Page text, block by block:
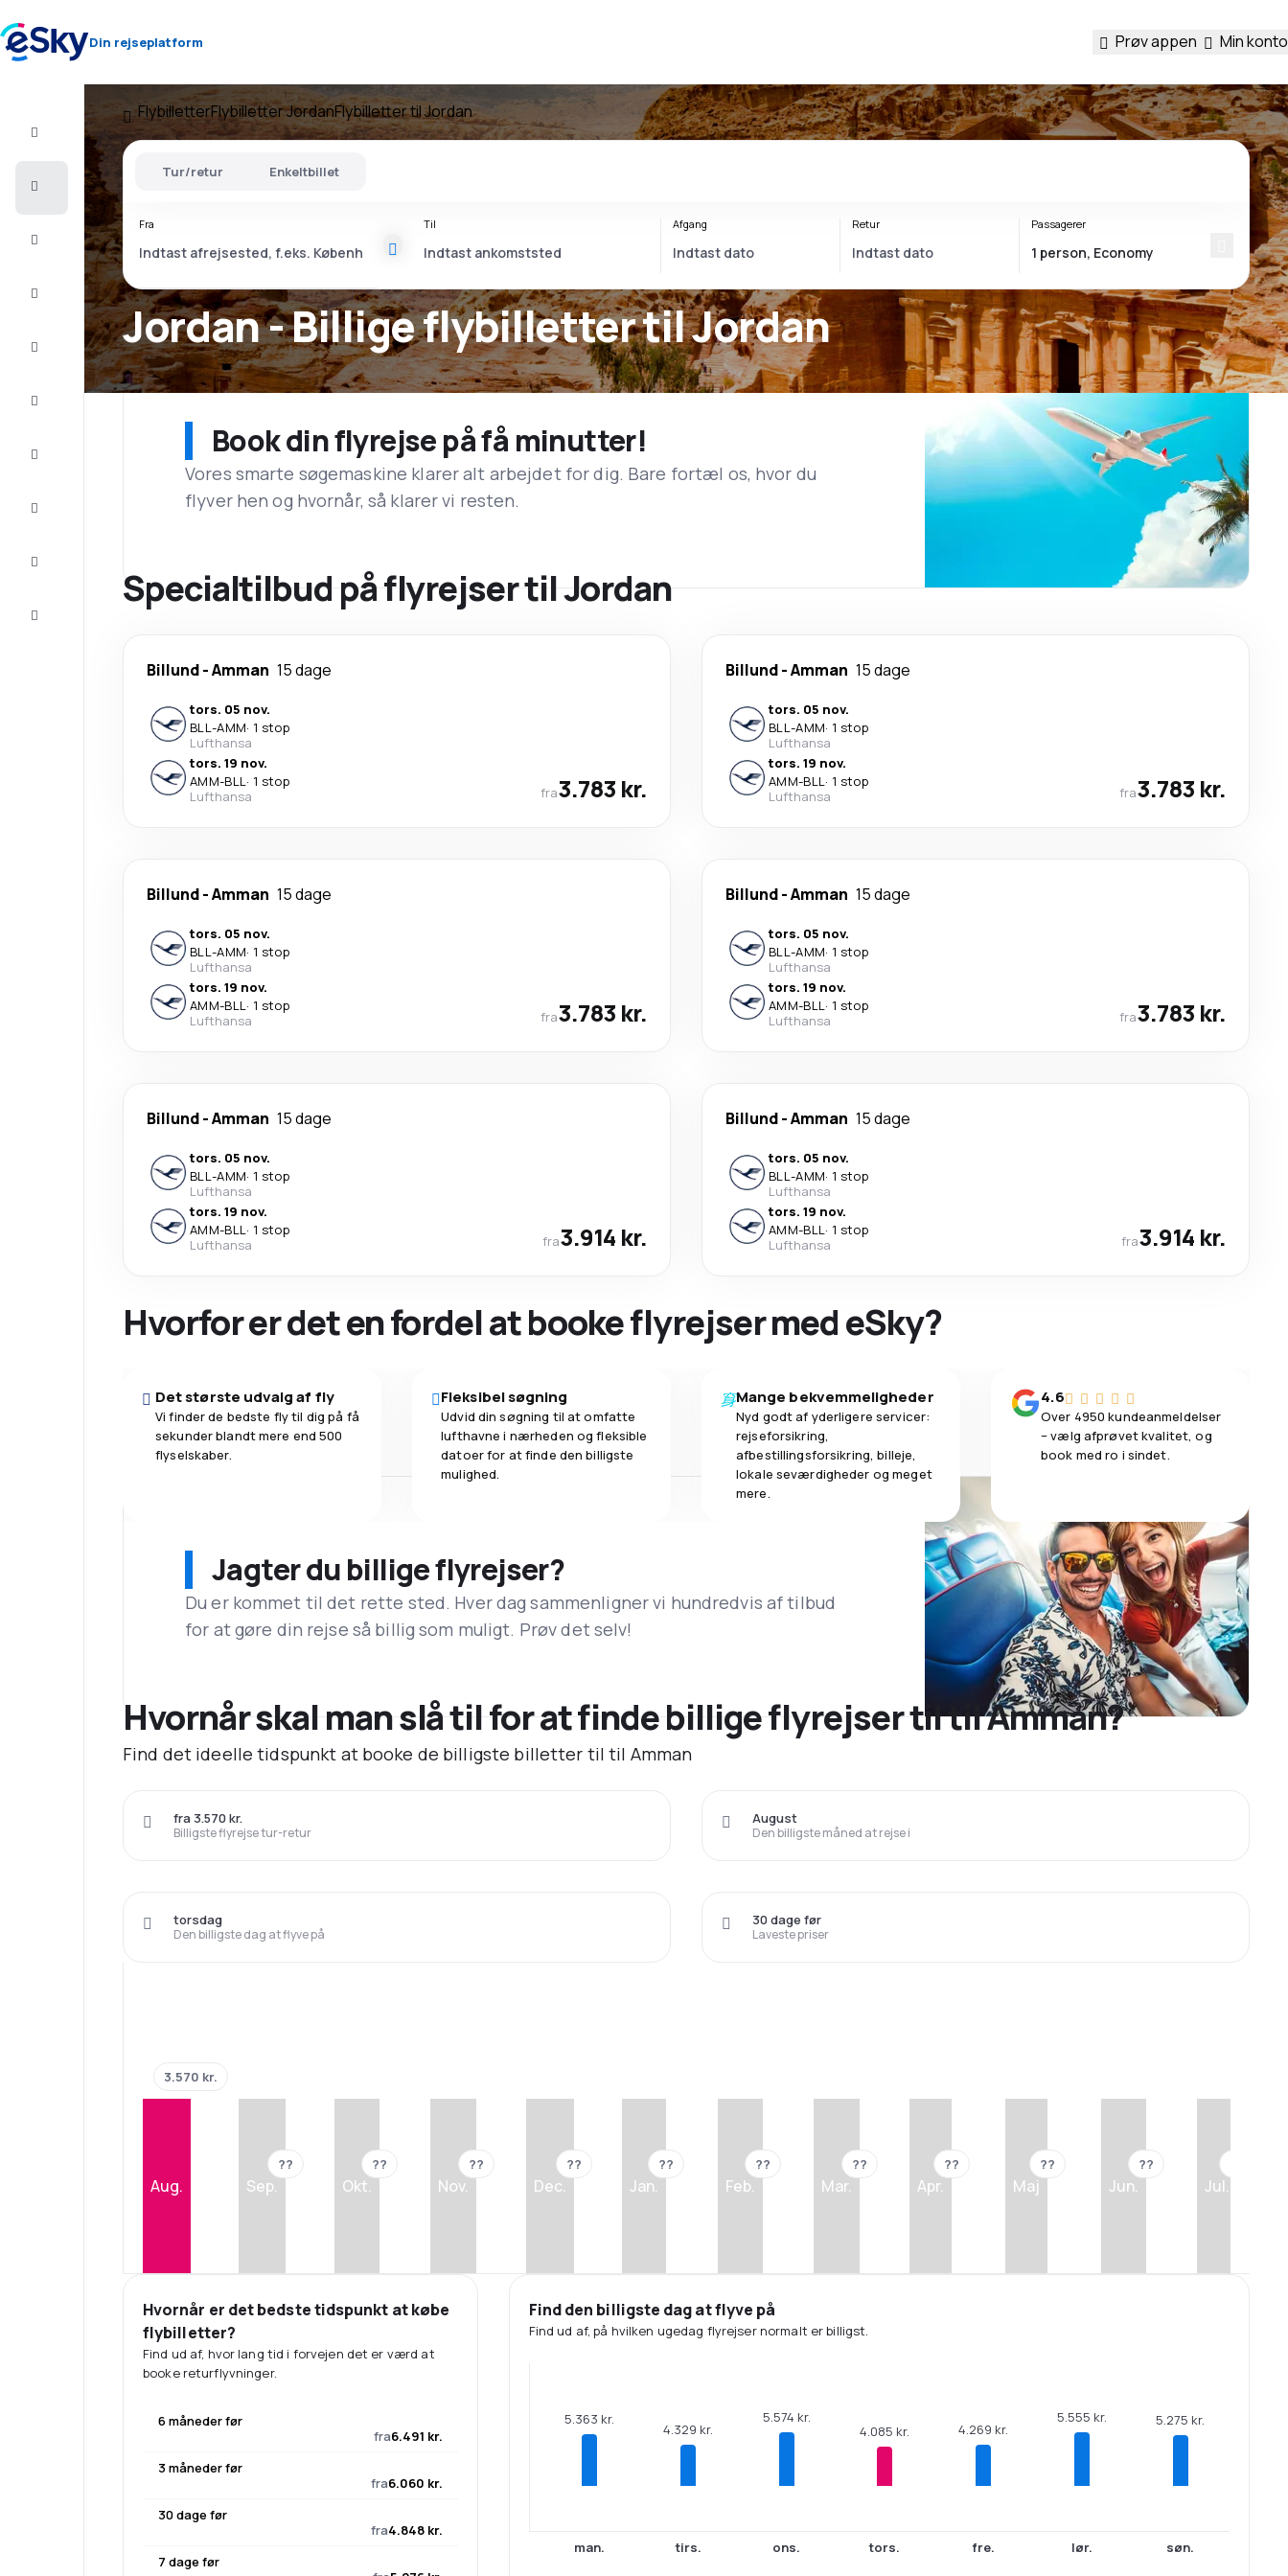
Din rejseplatform Prøv appen Min konto
Fly+Hotel
flybilletter
Sommerferie
Afbudsrejser
Storbyferie
FlybilletterFlybilletter JordanFlybilletter til Jordan
Jordan - Billige flybilletter til Jordan
Tur/retur Enkeltbillet
Fra Til Afgang Retur Passagerer
Book din flyrejse på få minutter!
Vores smarte søgemaskine klarer alt arbejdet for dig. Bare fortæl os, hvor du
flyver hen og hvornår, så klarer vi resten.
Specialtilbud på flyrejser til Jordan
Billund-Amman 15 dage
tors. 05 nov.
BLL-AMM· 1 stop
Lufthansa
tors. 19 nov.
AMM-BLL· 1 stop
Lufthansa
fra3.783 kr.
Billund-Amman 15 dage
tors. 05 nov.
BLL-AMM· 1 stop
Lufthansa
tors. 19 nov.
AMM-BLL· 1 stop
Lufthansa
fra3.783 kr.
Billund-Amman 15 dage
tors. 05 nov.
BLL-AMM· 1 stop
Lufthansa
tors. 19 nov.
AMM-BLL· 1 stop
Lufthansa
fra3.783 kr.
Billund-Amman 15 dage
tors. 05 nov.
BLL-AMM· 1 stop
Lufthansa
tors. 19 nov.
AMM-BLL· 1 stop
Lufthansa
fra3.783 kr.
Billund-Amman 15 dage
tors. 05 nov.
BLL-AMM· 1 stop
Lufthansa
tors. 19 nov.
AMM-BLL· 1 stop
Lufthansa
fra3.914 kr.
Billund-Amman 15 dage
tors. 05 nov.
BLL-AMM· 1 stop
Lufthansa
tors. 19 nov.
AMM-BLL· 1 stop
Lufthansa
fra3.914 kr.
Hvorfor er det en fordel at booke flyrejser med eSky?
Det største udvalg af fly
Vi finder de bedste fly til dig på få
sekunder blandt mere end 500
flyselskaber.
Fleksibel søgning
Udvid din søgning til at omfatte
lufthavne i nærheden og fleksible
datoer for at finde den billigste
mulighed.
Mange bekvemmeligheder
Nyd godt af yderligere servicer:
rejseforsikring,
afbestillingsforsikring, billeje,
lokale seværdigheder og meget
mere.
4.6
Over 4950 kundeanmeldelser
– vælg afprøvet kvalitet, og
book med ro i sindet.
Jagter du billige flyrejser?
Du er kommet til det rette sted. Hver dag sammenligner vi hundredvis af tilbud
for at gøre din rejse så billig som muligt. Prøv det selv!
Hvornår skal man slå til for at finde billige flyrejser til til Amman?
Find det ideelle tidspunkt at booke de billigste billetter til til Amman
Billigste flyrejse tur-retur
fra 3.570 kr.
Den billigste måned at rejse i
August
Den billigste dag at flyve på
torsdag
Laveste priser
30 dage før
Aug.
3.570 kr.
Sep.
??
Okt.
??
Nov.
??
Dec.
??
Jan.
??
Feb.
??
Mar.
??
Apr.
??
Maj
??
Jun.
??
Jul.
Hvornår er det bedste tidspunkt at købe
flybilletter?
Find ud af, hvor lang tid i forvejen det er værd at
booke returflyvninger.
6 måneder før
fra6.491 kr.
3 måneder før
fra6.060 kr.
30 dage før
fra4.848 kr.
7 dage før
Find den billigste dag at flyve på
Find ud af, på hvilken ugedag flyrejser normalt er billigst.
5.363 kr.
man.
4.329 kr.
tirs.
5.574 kr.
ons.
4.085 kr.
tors.
4.269 kr.
fre.
5.555 kr.
lør.
5.275 kr.
søn.